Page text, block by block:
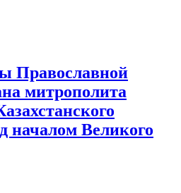
Православной
митрополита
началом Великого